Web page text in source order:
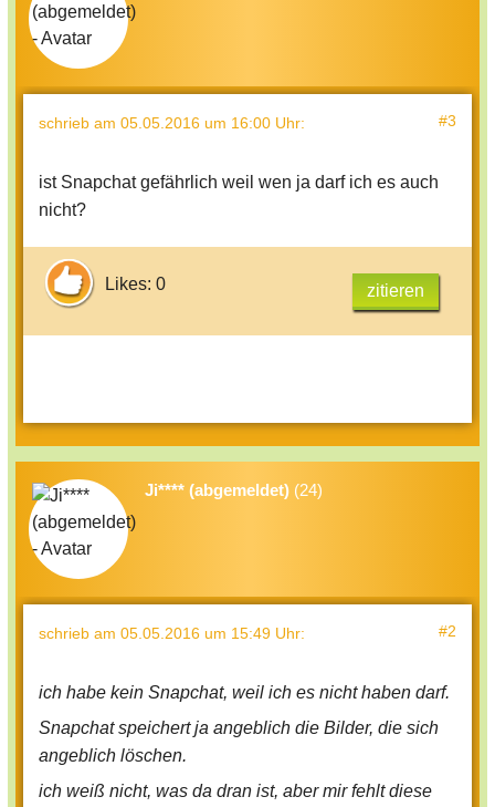
schrieb am 05.05.2016 um 16:00 Uhr: #3
ist Snapchat gefährlich weil wen ja darf ich es auch
nicht?
Likes: 0 zitieren
Ji**** (abgemeldet) (24)
schrieb am 05.05.2016 um 15:49 Uhr: #2
ich habe kein Snapchat, weil ich es nicht haben darf.
Snapchat speichert ja angeblich die Bilder, die sich
angeblich löschen.
ich weiß nicht, was da dran ist, aber mir fehlt diese